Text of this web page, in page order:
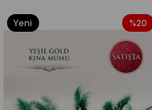
%20
Yeni